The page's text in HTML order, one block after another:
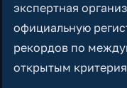
экспертная
официальную
рекордов по
открытым